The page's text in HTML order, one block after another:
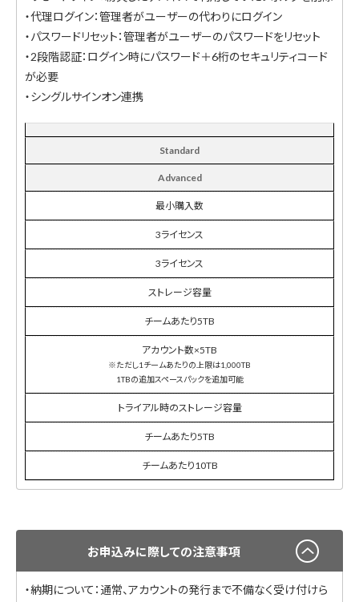
・代理ログイン：管理者がユーザーの代わりにログイン
・パスワードリセット：管理者がユーザーのパスワードをリセット
・2段階認証：ログイン時にパスワード＋6桁のセキュリティコード
が必要
・シングルサインオン連携
Standard
Advanced
最小購入数
3ライセンス
3ライセンス
ストレージ容量
チームあたり5TB
アカウント数×5TB
※ただし1チームあたりの上限は1,000TB
1TBの追加スペースパックを追加可能
トライアル時のストレージ容量
チームあたり5TB
チームあたり10TB
お申込みに際しての注意事項
・納期について：通常、アカウントの発行まで不備なく受け付けら